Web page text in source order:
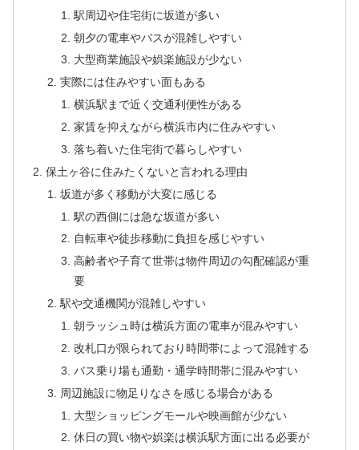
駅周辺や住宅街に坂道が多い
朝夕の電車やバスが混雑しやすい
大型商業施設や娯楽施設が少ない
実際には住みやすい面もある
横浜駅まで近く交通利便性がある
家賃を抑えながら横浜市内に住みやすい
落ち着いた住宅街で暮らしやすい
保土ヶ谷に住みたくないと言われる理由
坂道が多く移動が大変に感じる
駅の西側には急な坂道が多い
自転車や徒歩移動に負担を感じやすい
高齢者や子育て世帯は物件周辺の勾配確認が重
要
駅や交通機関が混雑しやすい
朝ラッシュ時は横浜方面の電車が混みやすい
改札口が限られており時間帯によって混雑する
バス乗り場も通勤・通学時間帯に混みやすい
周辺施設に物足りなさを感じる場合がある
大型ショッピングモールや映画館が少ない
休日の買い物や娯楽は横浜駅方面に出る必要が